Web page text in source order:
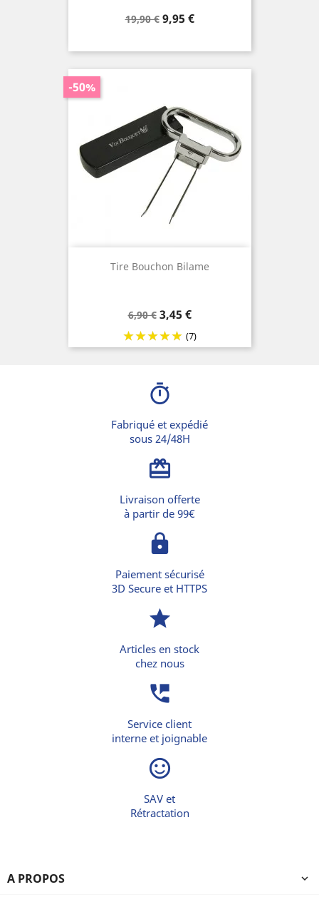
Prix
19,90 € Prix
9,95 €
Tire Bouchon Bilame
Prix
de
base
6,90 €
-50%
Prix
3,45 €
(7)
timer
Fabriqué et expédié
sous 24/48H
card_giftcard
Livraison offerte
à partir de 99€
lock
Paiement sécurisé
3D Secure et HTTPS
star
Articles en stock
chez nous
perm_phone_msg
Service client
interne et joignable
sentiment_satisfied_alt
SAV et
Rétractation
A PROPOS 